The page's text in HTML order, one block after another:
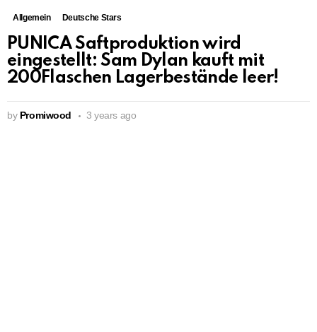
Allgemein Deutsche Stars
PUNICA Saftproduktion wird
eingestellt: Sam Dylan kauft mit
200Flaschen Lagerbestände leer!
by Promiwood 3 years ago